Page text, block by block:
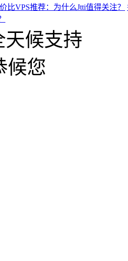
比VPS推荐：为什么Jtti值得关注？
天候支持
候您